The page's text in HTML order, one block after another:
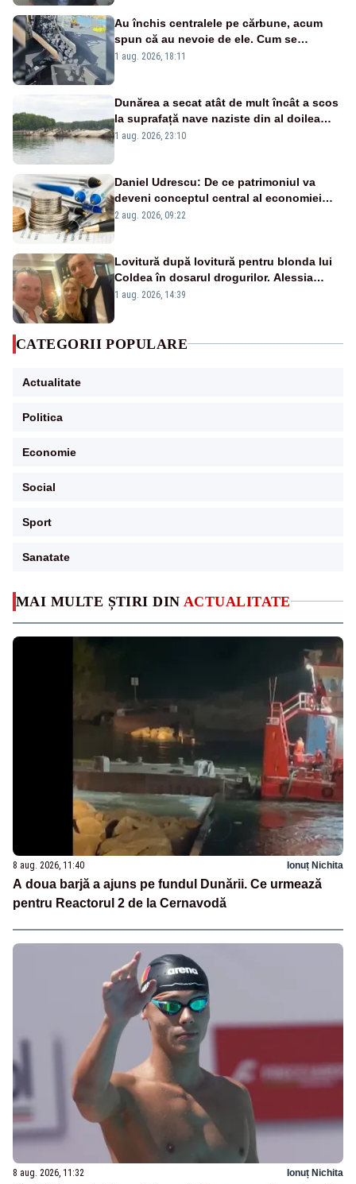
MAI MULTE ȘTIRI DIN ACTUALITATE
8 aug. 2026, 11:40 Ionuț Nichita
A doua barjă a ajuns pe fundul Dunării. Ce urmează
pentru Reactorul 2 de la Cernavodă
8 aug. 2026, 11:32 Ionuț Nichita
Au închis centralele pe cărbune, acum
spun că au nevoie de ele. Cum se
pasează vina în plină criză energetică
1 aug. 2026, 18:11
Dunărea a secat atât de mult încât a scos
la suprafață nave naziste din al doilea
război mondial
1 aug. 2026, 23:10
Daniel Udrescu: De ce patrimoniul va
deveni conceptul central al economiei
viitoare?
2 aug. 2026, 09:22
Lovitură după lovitură pentru blonda lui
Coldea în dosarul drogurilor. Alessia
Păcuraru explică decizia magistraților
1 aug. 2026, 14:39
CATEGORII POPULARE
Actualitate
Politica
Economie
Social
Sport
Sanatate